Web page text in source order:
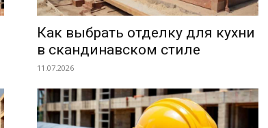
Как выбрать отделку для кухни
в скандинавском стиле
11.07.2026